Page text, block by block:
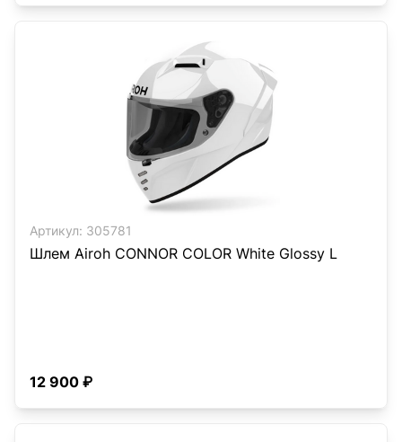
Артикул: 305781
Шлем Airoh CONNOR COLOR White Glossy L
12 900 ₽